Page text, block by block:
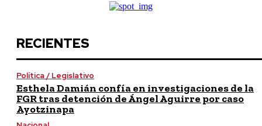
RECIENTES
Política / Legislativo
Esthela Damián confía en investigaciones de la
FGR tras detención de Ángel Aguirre por caso
Ayotzinapa